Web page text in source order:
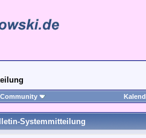
Community
Systemmitteilung